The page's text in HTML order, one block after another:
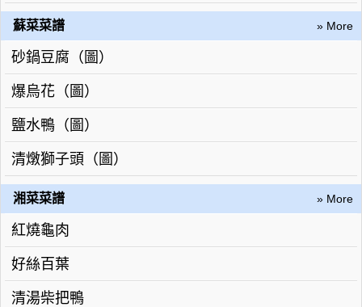
蘇菜菜譜 » More
砂鍋豆腐（圖）
爆烏花（圖）
鹽水鴨（圖）
清燉獅子頭（圖）
湘菜菜譜 » More
紅燒龜肉
好絲百葉
清湯柴把鴨